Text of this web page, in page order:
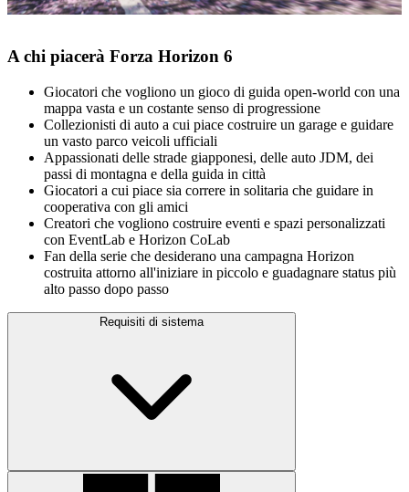
A chi piacerà Forza Horizon 6
Giocatori che vogliono un gioco di guida open‑world con una
mappa vasta e un costante senso di progressione
Collezionisti di auto a cui piace costruire un garage e guidare
un vasto parco veicoli ufficiali
Appassionati delle strade giapponesi, delle auto JDM, dei
passi di montagna e della guida in città
Giocatori a cui piace sia correre in solitaria che guidare in
cooperativa con gli amici
Creatori che vogliono costruire eventi e spazi personalizzati
con EventLab e Horizon CoLab
Fan della serie che desiderano una campagna Horizon
costruita attorno all'iniziare in piccolo e guadagnare status più
alto passo dopo passo
Requisiti di sistema